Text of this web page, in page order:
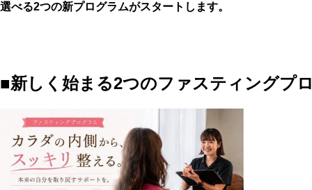
選べる2つの新プログラムがスタートします。
■新しく始まる2つのファスティングプ